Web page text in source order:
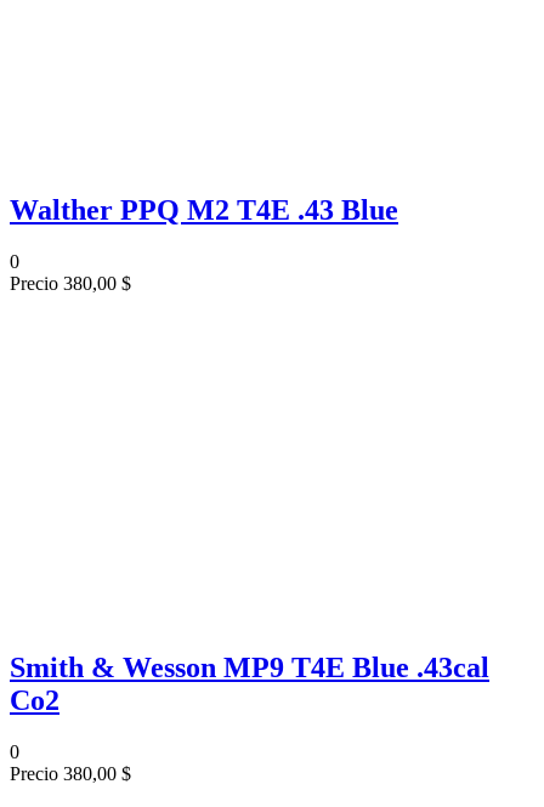
Walther PPQ M2 T4E .43 Blue
0
Precio 380,00 $
Smith & Wesson MP9 T4E Blue .43cal
Co2
0
Precio 380,00 $